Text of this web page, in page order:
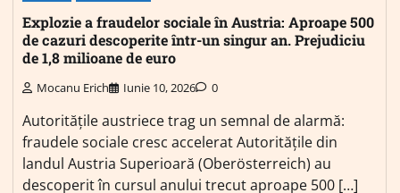
Explozie a fraudelor sociale în Austria: Aproape 500
de cazuri descoperite într-un singur an. Prejudiciu
de 1,8 milioane de euro
Mocanu Erich Iunie 10, 2026 0
Autoritățile austriece trag un semnal de alarmă:
fraudele sociale cresc accelerat Autoritățile din
landul Austria Superioară (Oberösterreich) au
descoperit în cursul anului trecut aproape 500 […]